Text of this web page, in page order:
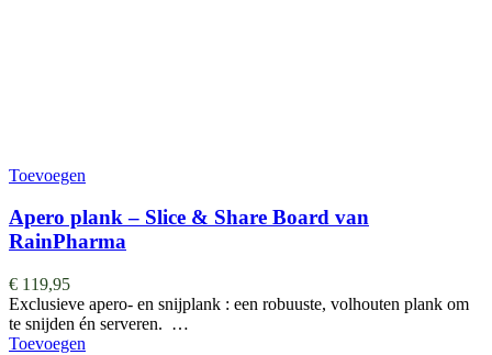
Toevoegen
Apero plank – Slice & Share Board van
RainPharma
€ 119,95
Exclusieve apero- en snijplank : een robuuste, volhouten plank om
te snijden én serveren. …
Toevoegen